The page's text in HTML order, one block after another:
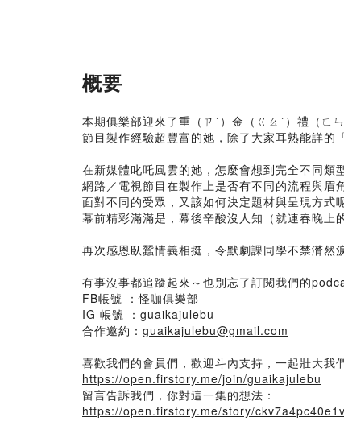
概要
本期俱樂部迎來了重（ㄗˋ）金（ㄍㄠˋ）禮（ㄈ
節目製作經驗超豐富的她，除了大家耳熟能詳的
在新媒體叱吒風雲的她，怎麼會想到完全不同類
網路／電視節目在製作上是否有不同的流程與眉
面對不同的受眾，又該如何決定題材與呈現方式
幕前精彩滿滿是，幕後辛酸沒人知（就連春晚上
再次感恩臥蠶情義相挺，令默劇課同學不禁潸然
有事沒事都追蹤起來～也別忘了訂閱我們的
FB帳號 ：怪咖俱樂部
IG 帳號 ：guaikajulebu
合作邀約： guaikajulebu@gmail.com
喜歡我們的會員們，歡迎斗內支持，一起壯大我
https://open.firstory.me/join/guaikajulebu
留言告訴我們，你對這一集的想法：
https://open.firstory.me/story/